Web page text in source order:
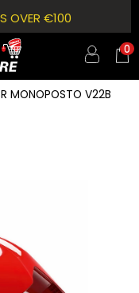
OVER €100
0
MONOPOSTO V22B